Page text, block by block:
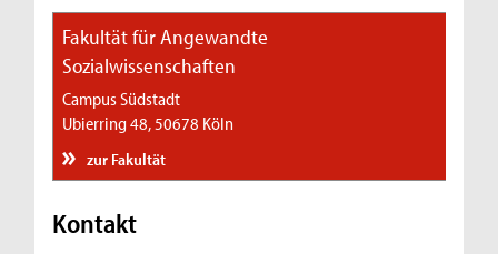
Fakultät für Angewandte
Sozialwissenschaften
Campus Südstadt
Ubierring 48, 50678 Köln
zur Fakultät
Kontakt